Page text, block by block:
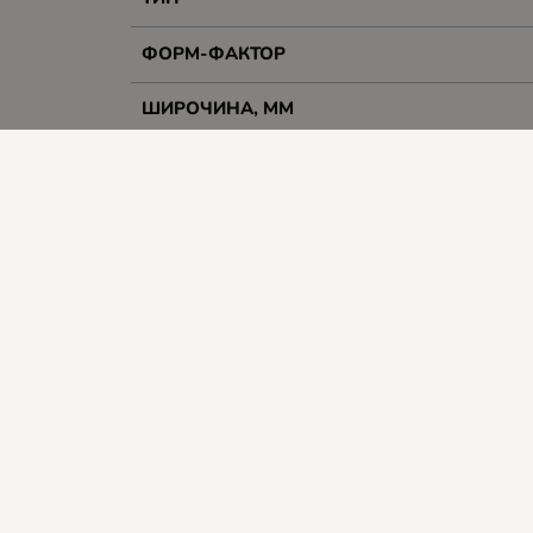
ФОРМ-ФАКТОР
ШИРОЧИНА, ММ